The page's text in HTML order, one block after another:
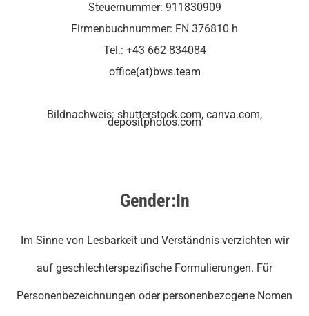
Steuernummer: 911830909
Firmenbuchnummer: FN 376810 h
Tel.: +43 662 834084
office(at)bws.team
Bildnachweis: shutterstock.com, canva.com,
depositphotos.com
Gender:In
Im Sinne von Lesbarkeit und Verständnis verzichten wir
auf geschlechterspezifische Formulierungen. Für
Personenbezeichnungen oder personenbezogene Nomen